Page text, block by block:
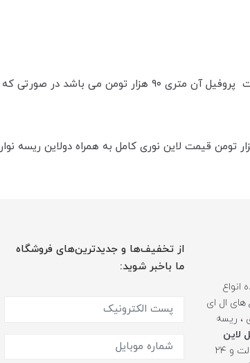
انواع
های ال ای
، ریسه
لاین
، ترانس های سوییچنگ ۱۲ ولت و ۲۴
از تخفیف‌ها و جدیدترین‌های فروشگاه
ما باخبر شوید: